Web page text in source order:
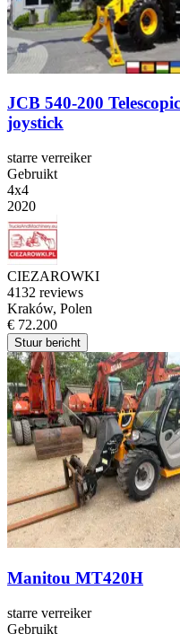
JCB 540-200
joystick
starre verreiker
Gebruikt
4x4
2020
CIEZAROWKI
4132 reviews
Kraków, Polen
€ 72.200
Stuur bericht
Manitou MT420H
starre verreiker
Gebruikt